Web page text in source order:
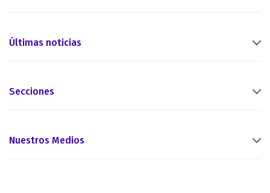
Últimas noticias
Secciones
Nuestros Medios